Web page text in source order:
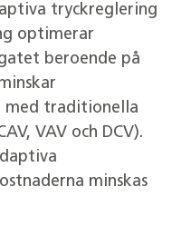
tryckreglering
optimerar
beroende på
med traditionella
VAV och DCV).
minskas